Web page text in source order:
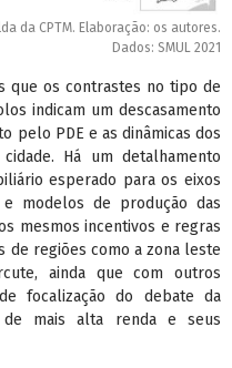
da CPTM. Elaboração: os autores.
Dados: SMUL 2021
que os contrastes no tipo de
indicam um descasamento
pelo PDE e as dinâmicas dos
Há um detalhamento
esperado para os eixos
modelos de produção das
mesmos incentivos e regras
de regiões como a zona leste
ainda que com outros
focalização do debate da
de mais alta renda e seus